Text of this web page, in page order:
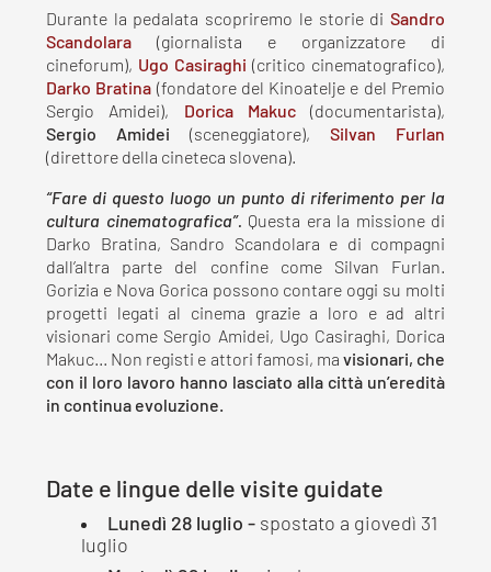
Durante la pedalata scopriremo le storie di Sandro
Scandolara
(giornalista e organizzatore di
cineforum), Ugo Casiraghi (critico cinematografico),
Darko Bratina (fondatore del Kinoatelje e del Premio
Sergio Amidei),
Dorica Makuc(documentarista),
Sergio Amidei (sceneggiatore), Silvan Furlan
(direttore della cineteca slovena).
“Fare di questo luogo un punto di riferimento per la
cultura cinematografica”. Questa era la missione di
Darko Bratina, Sandro Scandolara e di compagni
dall’altra parte del confine come Silvan Furlan.
Gorizia e Nova Gorica possono contare oggi su molti
progetti legati al cinema grazie a loro e ad altri
visionari come Sergio Amidei, Ugo Casiraghi, Dorica
Makuc... Non registi e attori famosi, ma visionari, che
con il loro lavoro hanno lasciato alla città un’eredità
in continua evoluzione.
Date e lingue delle visite guidate
Lunedì 28 luglio - spostato a giovedì 31
luglio